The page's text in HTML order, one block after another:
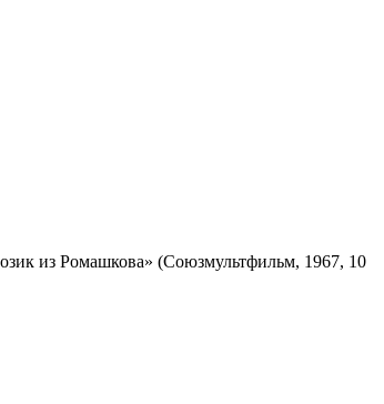
из Ромашкова» (Союзмультфильм, 1967, 10